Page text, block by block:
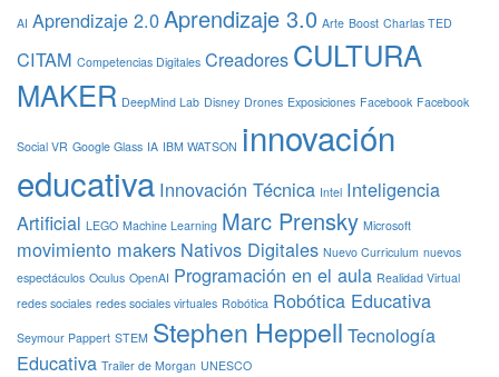
AI Aprendizaje 2.0Aprendizaje 3.0 Arte Boost Charlas TED
CITAM Competencias Digitales Creadores CULTURA
MAKER DeepMind Lab Disney Drones Exposiciones Facebook Facebook
Social VR Google Glass IA IBM WATSON innovación
educativa Innovación Técnica Intel Inteligencia
Artificial LEGO Machine Learning Marc Prensky Microsoft
movimiento makers Nativos Digitales Nuevo Curriculum nuevos
espectáculos Oculus OpenAI Programación en el aula Realidad Virtual
redes sociales redes sociales virtuales Robótica Robótica Educativa
Seymour Pappert STEM Stephen Heppell Tecnología
Educativa Trailer de Morgan UNESCO